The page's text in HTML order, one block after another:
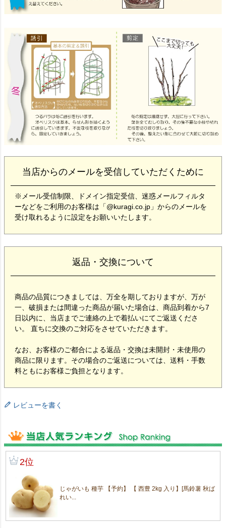
当店からのメールを受信していただくために
※メール受信制限、ドメイン指定受信、迷惑メールフィルタ
ーなどをご利用のお客様は「@kuragi.co.jp」からのメールを
受け取れるように設定をお願いいたします。
返品・交換について
商品の品質につきましては、万全を期しておりますが、万が
一、破損または間違った商品が届いた場合は、商品到着から7
日以内に、当店までご連絡の上で着払いにてご返送くださ
い。 直ちに交換のご対応をさせていただきます。
なお、お客様のご都合による返品・交換は未開封・未使用の
商品に限ります。その場合のご返送については、送料・手数
料ともにお客様ご負担となります。
レビューを書く